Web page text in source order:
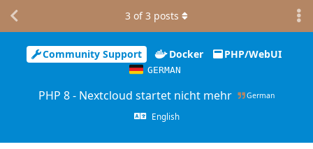
Community Support Docker PHP/WebUI
GERMAN
PHP 8 - Nextcloud startet nicht mehr German
English
3 of3 posts